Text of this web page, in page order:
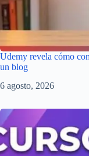
Udemy revela cómo
un blog
6 agosto, 2026